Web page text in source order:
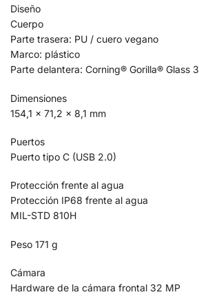
Diseño
Cuerpo
Parte trasera: PU / cuero vegano
Marco: plástico
Parte delantera: Corning® Gorilla® Glass 3
Dimensiones
154,1 × 71,2 × 8,1 mm
Puertos
Puerto tipo C (USB 2.0)
Protección frente al agua
Protección IP68 frente al agua
MIL-STD 810H
Peso 171 g
Cámara
Hardware de la cámara frontal 32 MP